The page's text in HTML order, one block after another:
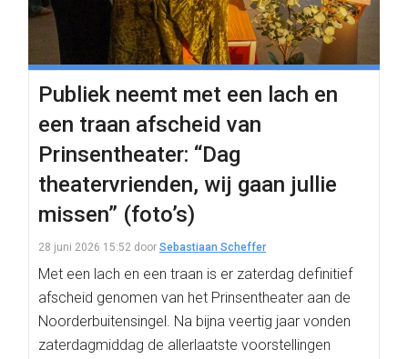
Publiek neemt met een lach en
een traan afscheid van
Prinsentheater: “Dag
theatervrienden, wij gaan jullie
missen” (foto’s)
28 juni 2026 15:52 door Sebastiaan Scheffer
Met een lach en een traan is er zaterdag definitief
afscheid genomen van het Prinsentheater aan de
Noorderbuitensingel. Na bijna veertig jaar vonden
zaterdagmiddag de allerlaatste voorstellingen